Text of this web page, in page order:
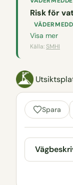
Risk för
Visa mer
Källa: SMHI
Spara